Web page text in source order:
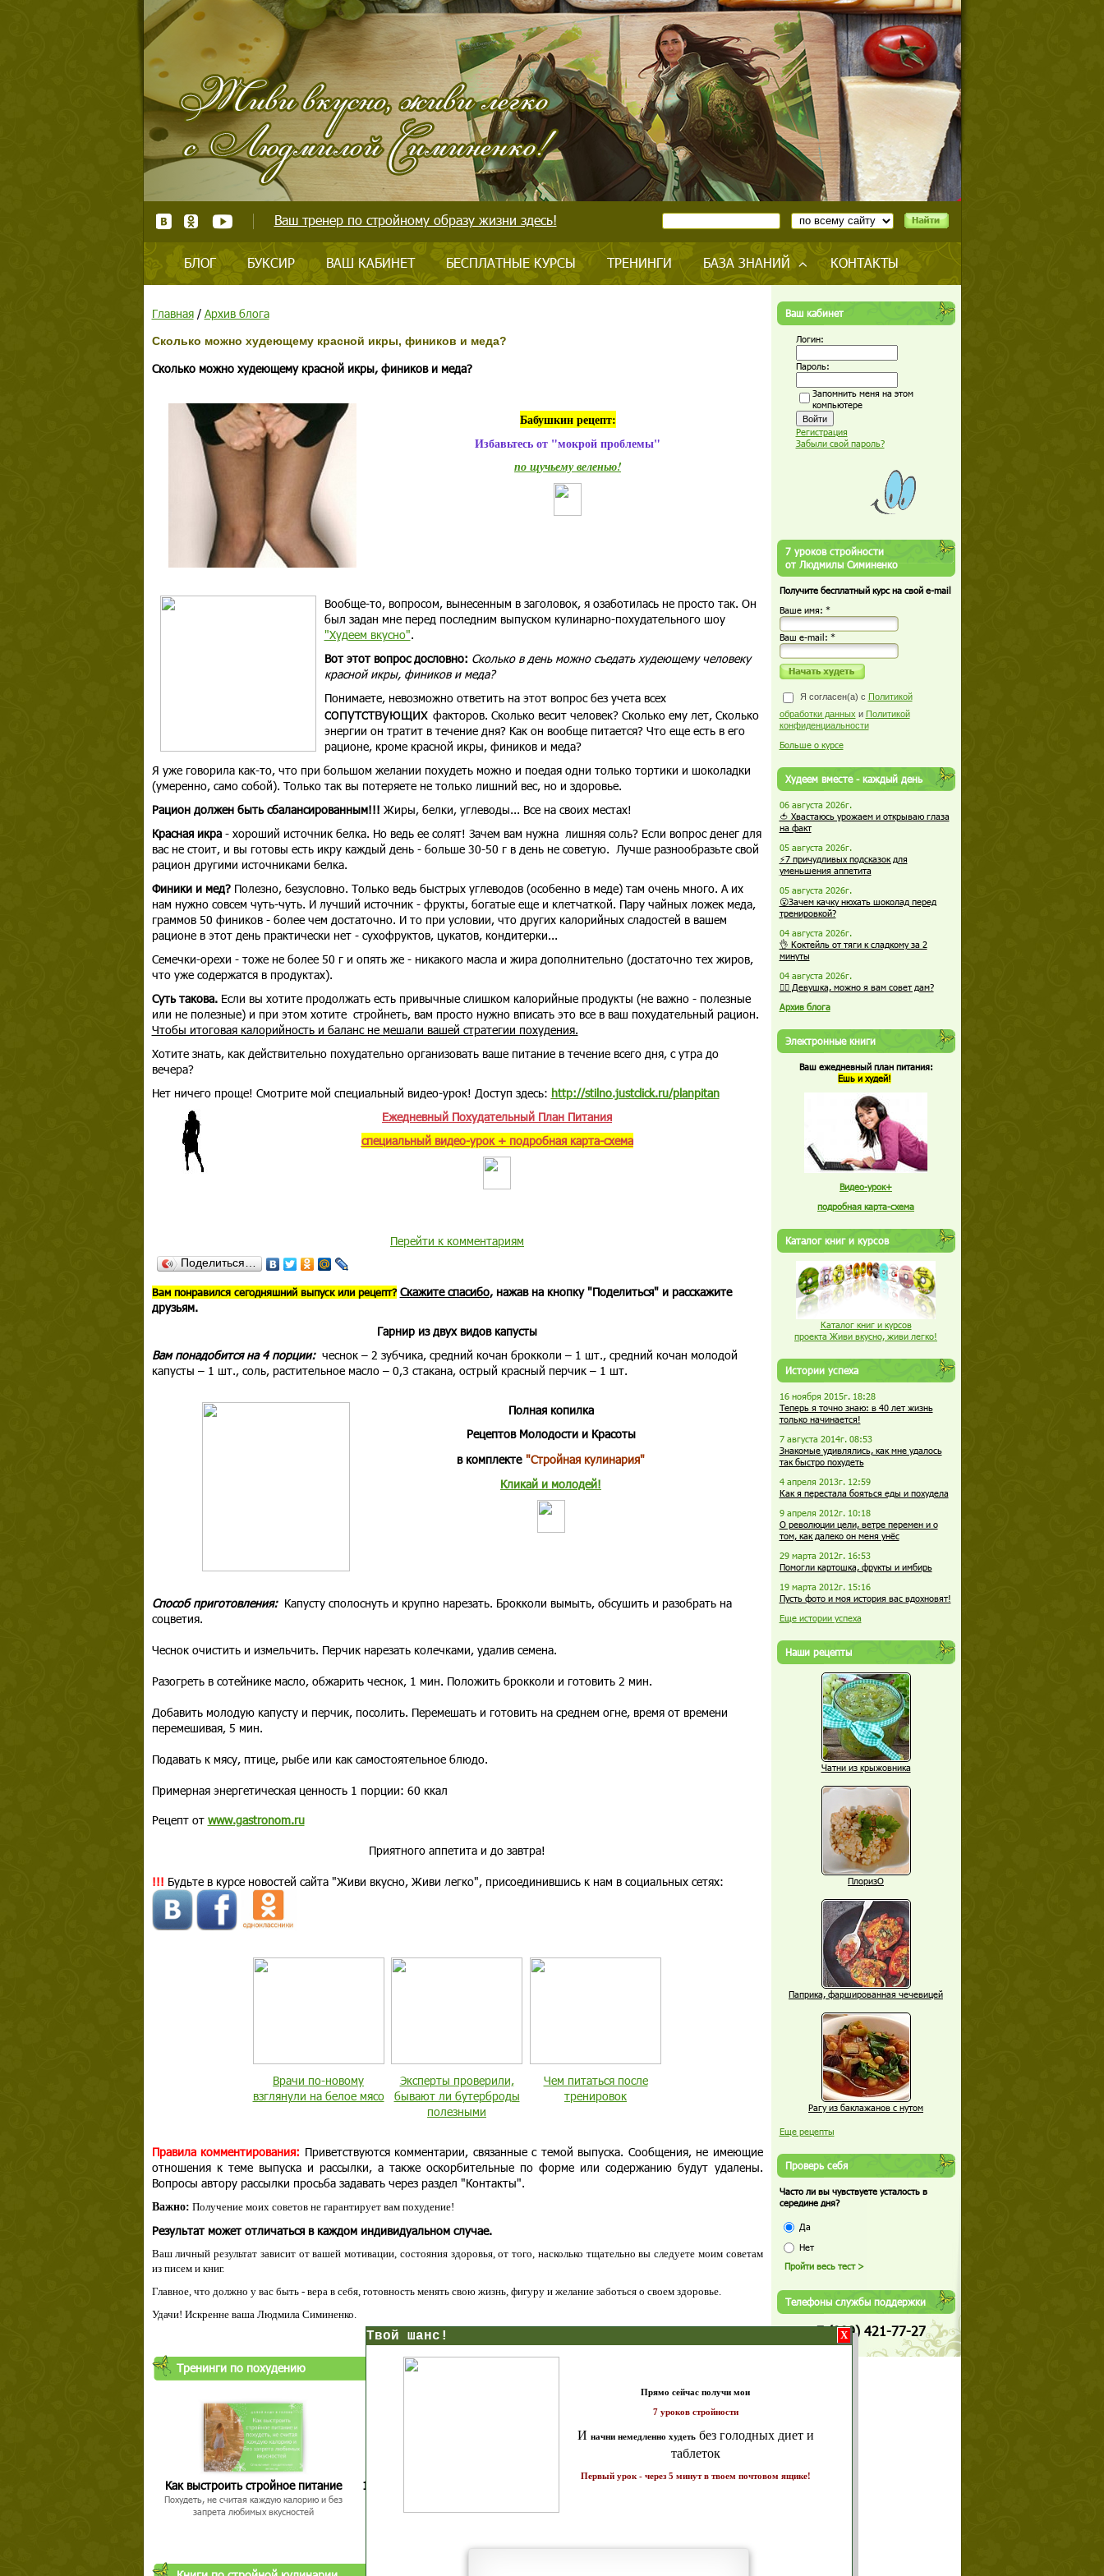
Ваш тренер по стройному образу жизни здесь!
БЛОГ БУКСИР ВАШ КАБИНЕТ БЕСПЛАТНЫЕ КУРСЫ ТРЕНИНГИ БАЗА ЗНАНИЙ КОНТАКТЫ
Главная/ Архив блога
Сколько можно худеющему красной икры, фиников и меда?
Сколько можно худеющему красной икры, фиников и меда?
Бабушкин рецепт:
Избавьтесь от "мокрой проблемы"
по щучьему веленью!
Вообще-то, вопросом, вынесенным в заголовок, я озаботилась не просто так. Он
был задан мне перед последним выпуском кулинарно-похудательного шоу
"Худеем вкусно".
Вот этот вопрос дословно: Сколько в день можно съедать худеющему человеку
красной икры, фиников и меда?
Понимаете, невозможно ответить на этот вопрос без учета всех
сопутствующих факторов. Сколько весит человек? Сколько ему лет, Сколько
энергии он тратит в течение дня? Как он вообще питается? Что еще есть в его
рационе, кроме красной икры, фиников и меда?
Я уже говорила как-то, что при большом желании похудеть можно и поедая одни только тортики и шоколадки
(умеренно, само собой). Только так вы потеряете не только лишний вес, но и здоровье.
Рацион должен быть сбалансированным!!! Жиры, белки, углеводы... Все на своих местах!
Красная икра - хороший источник белка. Но ведь ее солят! Зачем вам нужна лишняя соль? Если вопрос денег для
вас не стоит, и вы готовы есть икру каждый день - больше 30-50 г в день не советую. Лучше разнообразьте свой
рацион другими источниками белка.
Финики и мед? Полезно, безусловно. Только ведь быстрых углеводов (особенно в меде) там очень много. А их
нам нужно совсем чуть-чуть. И лучший источник - фрукты, богатые еще и клетчаткой. Пару чайных ложек меда,
граммов 50 фиников - более чем достаточно. И то при условии, что других калорийных сладостей в вашем
рационе в этот день практически нет - сухофруктов, цукатов, кондитерки...
Семечки-орехи - тоже не более 50 г и опять же - никакого масла и жира дополнительно (достаточно тех жиров,
что уже содержатся в продуктах).
Суть такова.Если вы хотите продолжать есть привычные слишком калорийные продукты (не важно - полезные
или не полезные) и при этом хотите стройнеть, вам просто нужно вписать это все в ваш похудательный рацион.
Чтобы итоговая калорийность и баланс не мешали вашей стратегии похудения.
Хотите знать, как действительно похудательно организовать ваше питание в течение всего дня, с утра до
вечера?
Нет ничего проще! Смотрите мой специальный видео-урок! Доступ здесь: http://stilno.justclick.ru/planpitan
Ежедневный Похудательный План Питания
специальный видео-урок + подробная карта-схема
Перейти к комментариям
Поделиться…
Вам понравился сегодняшний выпуск или рецепт? Скажите спасибо, нажав на кнопку "Поделиться" и расскажите
друзьям.
Гарнир из двух видов капусты
Вам понадобится на 4 порции: чеснок – 2 зубчика, средний кочан брокколи – 1 шт., средний кочан молодой
капусты – 1 шт., соль, растительное масло – 0,3 стакана, острый красный перчик – 1 шт.
Полная копилка
Рецептов Молодости и Красоты
в комплекте "Стройная кулинария"
Кликай и молодей!
Способ приготовления: Капусту сполоснуть и крупно нарезать. Брокколи вымыть, обсушить и разобрать на
соцветия.
Чеснок очистить и измельчить. Перчик нарезать колечками, удалив семена.
Разогреть в сотейнике масло, обжарить чеснок, 1 мин. Положить брокколи и готовить 2 мин.
Добавить молодую капусту и перчик, посолить. Перемешать и готовить на среднем огне, время от времени
перемешивая, 5 мин.
Подавать к мясу, птице, рыбе или как самостоятельное блюдо.
Примерная энергетическая ценность 1 порции: 60 ккал
Рецепт от www.gastronom.ru
Приятного аппетита и до завтра!
!!! Будьте в курсе новостей сайта "Живи вкусно, Живи легко", присоединившись к нам в социальных сетях:
Врачи по-новому
взглянули на белое мясо
Эксперты проверили,
бывают ли бутерброды
полезными
Чем питаться после
тренировок
Правила комментирования: Приветствуются комментарии, связанные с темой выпуска. Сообщения, не имеющие
отношения к теме выпуска и рассылки, а также оскорбительные по форме или содержанию будут удалены.
Вопросы автору рассылки просьба задавать через раздел "Контакты".
Важно: Получение моих советов не гарантирует вам похудение!
Результат может отличаться в каждом индивидуальном случае.
Ваш личный результат зависит от вашей мотивации, состояния здоровья, от того, насколько тщательно вы следуете моим советам
из писем и книг.
Главное, что должно у вас быть - вера в себя, готовность менять свою жизнь, фигуру и желание заботься о своем здоровье.
Удачи! Искренне ваша Людмила Симиненко.
Тренинги по похудению
Как выстроить стройное питание
Похудеть, не считая каждую калорию и без
запрета любимых вкусностей
11 каратов стройности для занятых
Простая система похудения
Как запустить жиросжигание за 7
Ваш кабинет
Логин:
Пароль:
Запомнить меня на этом
компьютере
Регистрация
Забыли свой пароль?
7 уроков стройности
от Людмилы Симиненко
Получите бесплатный курс на свой e-mail
Ваше имя: *
Ваш е-mail: *
Я согласен(а) с Политикой
обработки данных и Политикой
конфиденциальности
Больше о курсе
Худеем вместе - каждый день
06 августа 2026г.
🍅 Хвастаюсь урожаем и открываю глаза
на факт
05 августа 2026г.
⚡7 причудливых подсказок для
уменьшения аппетита
05 августа 2026г.
😮Зачем качку нюхать шоколад перед
тренировкой?
04 августа 2026г.
👌 Коктейль от тяги к сладкому за 2
минуты
04 августа 2026г.
🏋️‍♀️ Девушка, можно я вам совет дам?
Архив блога
Электронные книги
Ваш ежедневный план питания:
Ешь и худей!
Видео-урок+
подробная карта-схема
Каталог книг и курсов
Каталог книг и курсов
проекта Живи вкусно, живи легко!
Истории успеха
16 ноября 2015г. 18:28
Теперь я точно знаю: в 40 лет жизнь
только начинается!
7 августа 2014г. 08:53
Знакомые удивлялись, как мне удалось
так быстро похудеть
4 апреля 2013г. 12:59
Как я перестала бояться еды и похудела
9 апреля 2012г. 10:18
О революции цели, ветре перемен и о
том, как далеко он меня унёс
29 марта 2012г. 16:53
Помогли картошка, фрукты и имбирь
19 марта 2012г. 15:16
Пусть фото и моя история вас вдохновят!
Еще истории успеха
Наши рецепты
Чатни из крыжовника
ПлоризО
Паприка, фаршированная чечевицей
Рагу из баклажанов с нутом
Еще рецепты
Проверь себя
Часто ли вы чувствуете усталость в
середине дня?
Да
Нет
Телефоны службы поддержки
+7 (909) 421-77-27
Твой шанс!
Прямо сейчас получи мои
7 уроков стройности
начни немедленно худетьбез голодных диет и
Первый урок - через 5 минут в твоем почтовом ящике!